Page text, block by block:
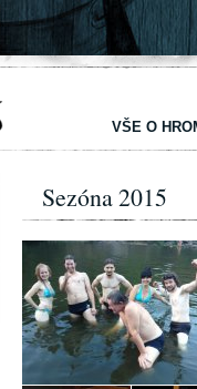
Sezóna 2015
VŠE O